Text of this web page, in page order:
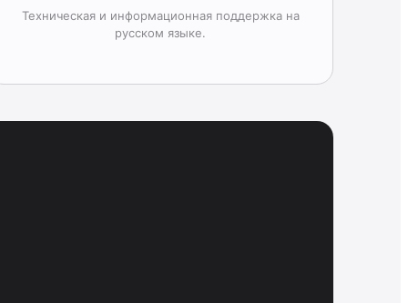
Техническая и информационная поддержка на
русском языке.